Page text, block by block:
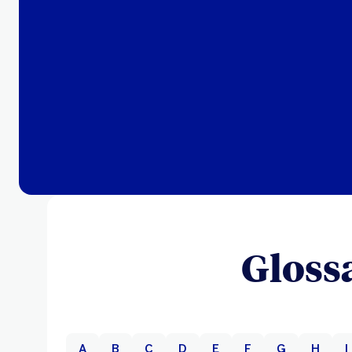
A B C D E F G H I